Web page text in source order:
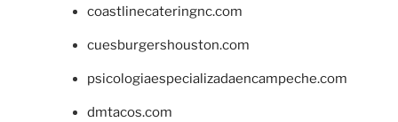
coastlinecateringnc.com
cuesburgershouston.com
psicologiaespecializadaencampeche.com
dmtacos.com